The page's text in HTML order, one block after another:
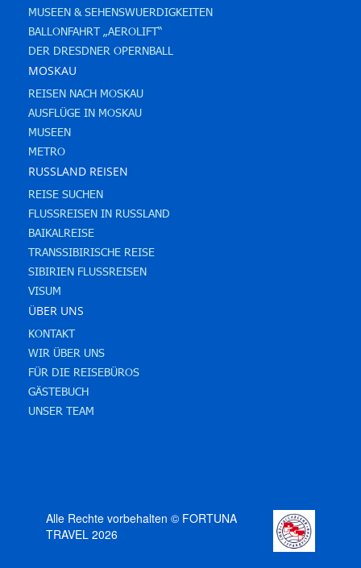
MUSEEN & SEHENSWUERDIGKEITEN
BALLONFAHRT „AEROLIFT“
DER DRESDNER OPERNBALL
MOSKAU
REISEN NACH MOSKAU
AUSFLÜGE IN MOSKAU
MUSEEN
METRO
RUSSLAND REISEN
REISE SUCHEN
FLUSSREISEN IN RUSSLAND
BAIKALREISE
TRANSSIBIRISCHE REISE
SIBIRIEN FLUSSREISEN
VISUM
ÜBER UNS
KONTAKT
WIR ÜBER UNS
FÜR DIE REISEBÜROS
GÄSTEBUCH
UNSER TEAM
Alle Rechte vorbehalten © FORTUNA
TRAVEL 2026